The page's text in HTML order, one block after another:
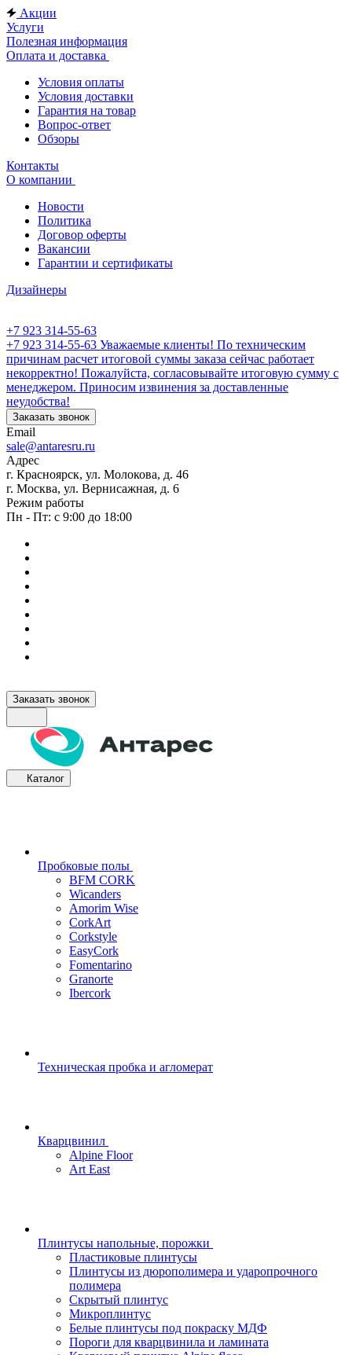
Акции
Услуги
Полезная информация
Оплата и доставка
Условия оплаты
Условия доставки
Гарантия на товар
Вопрос-ответ
Обзоры
Контакты
О компании
Новости
Политика
Договор оферты
Вакансии
Гарантии и сертификаты
Дизайнеры
+7 923 314-55-63
+7 923 314-55-63 Уважаемые клиенты! По техническим
причинам расчет итоговой суммы заказа сейчас работает
некорректно! Пожалуйста, согласовывайте итоговую сумму с
менеджером. Приносим извинения за доставленные
неудобства!
Заказать звонок
Email
sale@antaresru.ru
Адрес
г. Красноярск, ул. Молокова, д. 46
г. Москва, ул. Вернисажная, д. 6
Режим работы
Пн - Пт: с 9:00 до 18:00
Заказать звонок
Каталог
Пробковые полы
BFM CORK
Wicanders
Amorim Wise
CorkArt
Corkstyle
EasyCork
Fomentarino
Granorte
Ibercork
Техническая пробка и агломерат
Кварцвинил
Alpine Floor
Art East
Плинтусы напольные, порожки
Пластиковые плинтусы
Плинтусы из дюрополимера и ударопрочного
полимера
Скрытый плинтус
Микроплинтус
Белые плинтусы под покраску МДФ
Пороги для кварцвинила и ламината